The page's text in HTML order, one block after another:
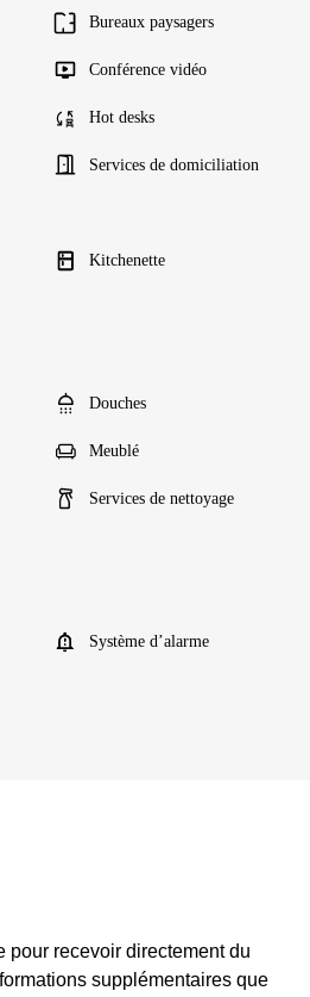
Bureaux paysagers
Conférence vidéo
Hot desks
Services de domiciliation
Kitchenette
Douches
Meublé
Services de nettoyage
Système d’alarme
pour recevoir directement du
supplémentaires que